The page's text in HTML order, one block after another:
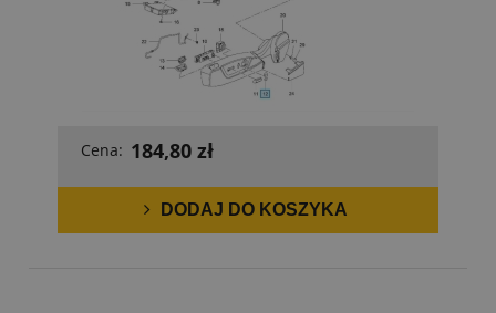
Cena: 184,80 zł
DODAJ DO KOSZYKA